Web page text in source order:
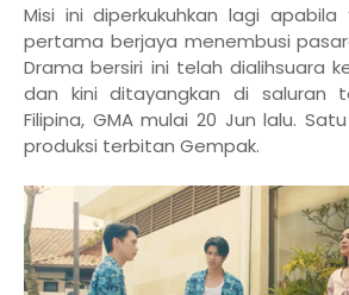
Misi ini diperkukuhkan lagi apabila
pertama berjaya menembusi
Drama bersiri ini telah dialihsuara
dan kini ditayangkan di saluran
Filipina, GMA mulai 20 Jun lalu.
produksi terbitan Gempak.